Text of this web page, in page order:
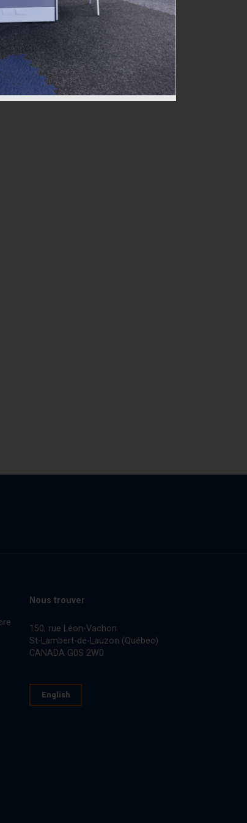
Nous trouver
150, rue Léon-Vachon
St-Lambert-de-Lauzon (Québec)
CANADA G0S 2W0
English